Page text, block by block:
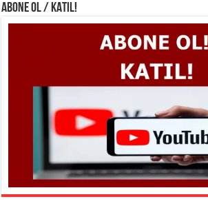
ABONE OL / KATIL!